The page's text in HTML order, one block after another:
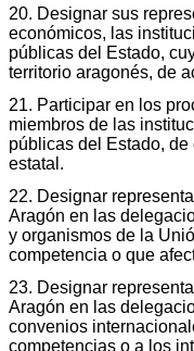
20. Designar sus
económicos, las
públicas del Estado,
territorio aragonés, de
21. Participar en los
miembros de las
públicas del Estado,
estatal.
22. Designar
Aragón en las
y organismos de la
competencia o que
23. Designar
Aragón en las
convenios
competencias o a los